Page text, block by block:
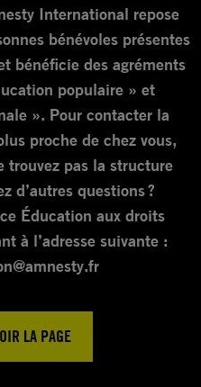
International repose
bénévoles présentes
bénéficie des agréments
populaire » et
». Pour contacter la
proche de chez vous,
trouvez pas la structure
d’autres questions ?
Éducation aux droits
à l’adresse suivante :
LA PAGE